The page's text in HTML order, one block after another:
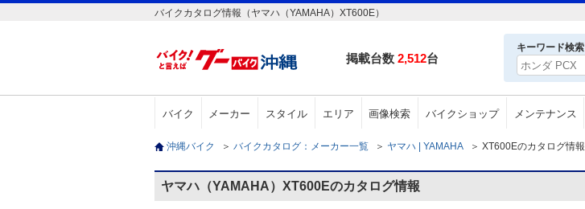
バイクカタログ情報（ヤマハ（YAMAHA）XT600E）
掲載台数 2,512台
キーワード検索
バイク メーカー スタイル エリア 画像検索 バイクショップ メンテナンス
沖縄バイク ＞ バイクカタログ：メーカー一覧 ＞ ヤマハ | YAMAHA ＞ XT600Eのカタログ情報
ヤマハ（YAMAHA）XT600Eのカタログ情報